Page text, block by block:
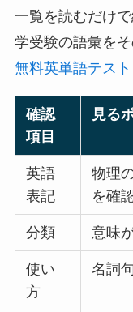
一覧を読むだけ
学受験の語彙を
無料英単語テスト
確認
項目
見る
英語
表記
物理
を確
分類 意味
使い
方
名詞